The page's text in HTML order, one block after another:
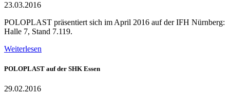
23.03.2016
POLOPLAST präsentiert sich im April 2016 auf der IFH Nürnberg:
Halle 7, Stand 7.119.
Weiterlesen
POLOPLAST auf der SHK Essen
29.02.2016